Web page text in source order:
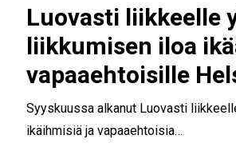
Luovasti liikkeelle
liikkumisen iloa
vapaaehtoisille
Syyskuussa alkanut Luovasti
ikäihmisiä ja vapaaehtoisia…